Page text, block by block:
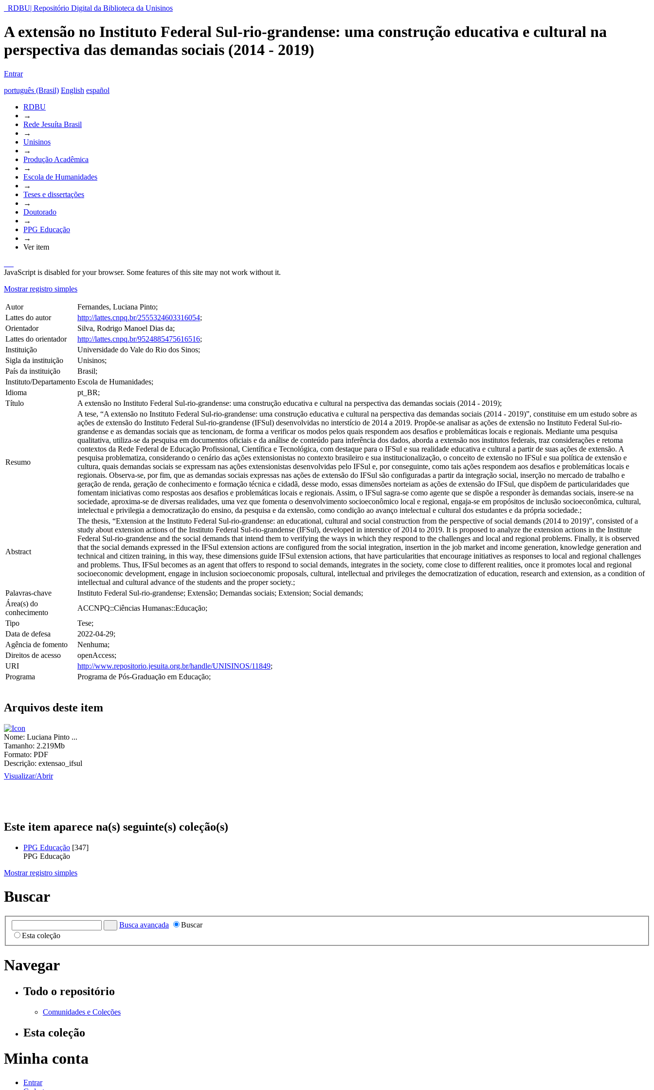
RDBU| Repositório Digital da Biblioteca da Unisinos
A extensão no Instituto Federal Sul-rio-grandense: uma construção educativa e cultural na
perspectiva das demandas sociais (2014 - 2019)
Entrar
português (Brasil) English español
RDBU
→
Rede Jesuíta Brasil
→
Unisinos
→
Produção Acadêmica
→
Escola de Humanidades
→
Teses e dissertações
→
Doutorado
→
PPG Educação
→
Ver item
JavaScript is disabled for your browser. Some features of this site may not work without it.
Mostrar registro simples
Autor
Fernandes, Luciana Pinto;
Lattes do autor
http://lattes.cnpq.br/2555324603316054;
Orientador
Silva, Rodrigo Manoel Dias da;
Lattes do orientador
http://lattes.cnpq.br/9524885475616516;
Instituição
Universidade do Vale do Rio dos Sinos;
Sigla da instituição
Unisinos;
País da instituição
Brasil;
Instituto/Departamento Escola de Humanidades;
Idioma
pt_BR;
Título
A extensão no Instituto Federal Sul-rio-grandense: uma construção educativa e cultural na perspectiva das demandas sociais (2014 - 2019);
Resumo
A tese, “A extensão no Instituto Federal Sul-rio-grandense: uma construção educativa e cultural na perspectiva das demandas sociais (2014 - 2019)”, constituise em um estudo sobre as
ações de extensão do Instituto Federal Sul-rio-grandense (IFSul) desenvolvidas no interstício de 2014 a 2019. Propõe-se analisar as ações de extensão no Instituto Federal Sul-rio-
grandense e as demandas sociais que as tencionam, de forma a verificar os modos pelos quais respondem aos desafios e problemáticas locais e regionais. Mediante uma pesquisa
qualitativa, utiliza-se da pesquisa em documentos oficiais e da análise de conteúdo para inferência dos dados, aborda a extensão nos institutos federais, traz considerações e retoma
contextos da Rede Federal de Educação Profissional, Científica e Tecnológica, com destaque para o IFSul e sua realidade educativa e cultural a partir de suas ações de extensão. A
pesquisa problematiza, considerando o cenário das ações extensionistas no contexto brasileiro e sua institucionalização, o conceito de extensão no IFSul e sua política de extensão e
cultura, quais demandas sociais se expressam nas ações extensionistas desenvolvidas pelo IFSul e, por conseguinte, como tais ações respondem aos desafios e problemáticas locais e
regionais. Observa-se, por fim, que as demandas sociais expressas nas ações de extensão do IFSul são configuradas a partir da integração social, inserção no mercado de trabalho e
geração de renda, geração de conhecimento e formação técnica e cidadã, desse modo, essas dimensões norteiam as ações de extensão do IFSul, que dispõem de particularidades que
fomentam iniciativas como respostas aos desafios e problemáticas locais e regionais. Assim, o IFSul sagra-se como agente que se dispõe a responder às demandas sociais, insere-se na
sociedade, aproxima-se de diversas realidades, uma vez que fomenta o desenvolvimento socioeconômico local e regional, engaja-se em propósitos de inclusão socioeconômica, cultural,
intelectual e privilegia a democratização do ensino, da pesquisa e da extensão, como condição ao avanço intelectual e cultural dos estudantes e da própria sociedade.;
Abstract
The thesis, “Extension at the Instituto Federal Sul-rio-grandense: an educational, cultural and social construction from the perspective of social demands (2014 to 2019)”, consisted of a
study about extension actions of the Instituto Federal Sul-rio-grandense (IFSul), developed in interstice of 2014 to 2019. It is proposed to analyze the extension actions in the Institute
Federal Sul-rio-grandense and the social demands that intend them to verifying the ways in which they respond to the challenges and local and regional problems. Finally, it is observed
that the social demands expressed in the IFSul extension actions are configured from the social integration, insertion in the job market and income generation, knowledge generation and
technical and citizen training, in this way, these dimensions guide IFSul extension actions, that have particularities that encourage initiatives as responses to local and regional challenges
and problems. Thus, IFSul becomes as an agent that offers to respond to social demands, integrates in the society, come close to different realities, once it promotes local and regional
socioeconomic development, engage in inclusion socioeconomic proposals, cultural, intellectual and privileges the democratization of education, research and extension, as a condition of
intellectual and cultural advance of the students and the proper society.;
Palavras-chave
Instituto Federal Sul-rio-grandense; Extensão; Demandas sociais; Extension; Social demands;
Área(s) do
conhecimento
ACCNPQ::Ciências Humanas::Educação;
Tipo
Tese;
Data de defesa
2022-04-29;
Agência de fomento
Nenhuma;
Direitos de acesso
openAccess;
URI
http://www.repositorio.jesuita.org.br/handle/UNISINOS/11849;
Programa
Programa de Pós-Graduação em Educação;
Arquivos deste item
Nome: Luciana Pinto ...
Tamanho: 2.219Mb
Formato: PDF
Descrição: extensao_ifsul
Visualizar/Abrir
Este item aparece na(s) seguinte(s) coleção(s)
PPG Educação [347]
PPG Educação
Mostrar registro simples
Buscar
Busca avançada
Buscar
Esta coleção
Navegar
Todo o repositório
Comunidades e Coleções
Esta coleção
Minha conta
Entrar